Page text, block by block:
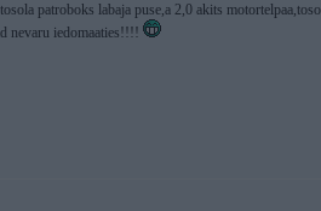
patroboks labaja puse,a 2,0 akits
nevaru iedomaaties!!!!